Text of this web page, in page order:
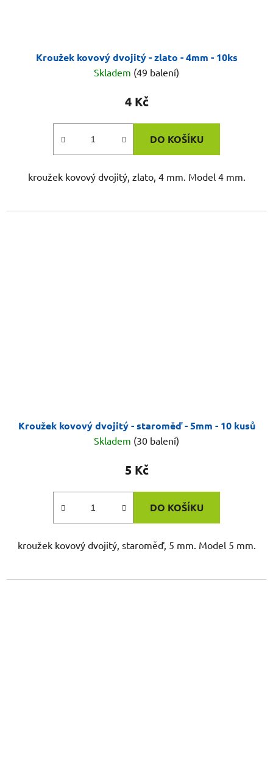
Kroužek kovový dvojitý - zlato - 4mm - 10ks
Skladem (49 balení)
4 Kč
DO KOŠÍKU
kroužek kovový dvojitý, zlato, 4 mm. Model 4 mm.
Kroužek kovový dvojitý - staroměď - 5mm - 10 kusů
Skladem (30 balení)
5 Kč
DO KOŠÍKU
kroužek kovový dvojitý, staroměď, 5 mm. Model 5 mm.